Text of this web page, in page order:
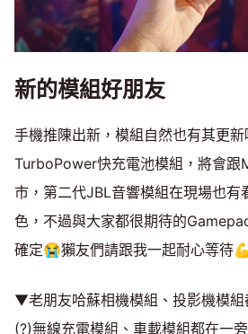
新的模組好朋友
手機推陳出新，模組自然也有其更
TurboPower快充電池模組，將會
市，第二代JBL音響模組在現場也有
色，不過與大家都很期待的
確定😭獺友們請跟我一起耐心等待
▼老朋友哈蘇相機模組、投影機模
(?)無線充電模組、車載模組都在一